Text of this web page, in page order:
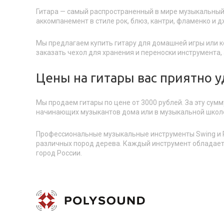
Гитара — самый распространенный в мире
аккомпанемент в стиле рок, блюз, кантри, фламенко и
Мы предлагаем купить гитару для домашней игры или
заказать чехол для хранения и переноски
Цены на гитары вас приятно
Мы продаем гитары по цене от 3000 рублей. За эту
начинающих музыкантов дома или в музыкальной
Профессиональные музыкальные инструменты Swing и
различных пород дерева. Каждый инструмент
город России.